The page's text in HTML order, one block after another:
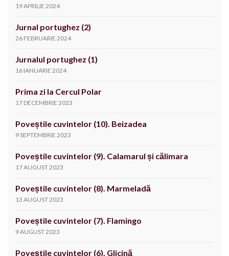
19 APRILIE 2024
Jurnal portughez (2)
26 FEBRUARIE 2024
Jurnalul portughez (1)
16 IANUARIE 2024
Prima zi la Cercul Polar
17 DECEMBRIE 2023
Poveștile cuvintelor (10). Beizadea
9 SEPTEMBRIE 2023
Poveștile cuvintelor (9). Calamarul și călimara
17 AUGUST 2023
Poveștile cuvintelor (8). Marmeladă
13 AUGUST 2023
Poveștile cuvintelor (7). Flamingo
9 AUGUST 2023
Poveștile cuvintelor (6). Glicină